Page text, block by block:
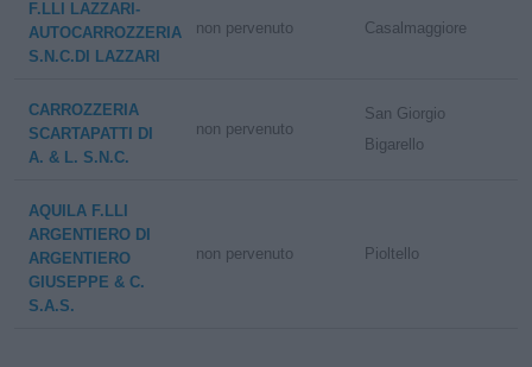
F.LLI LAZZARI-
AUTOCARROZZERIA
S.N.C.DI LAZZARI
non pervenuto Casalmaggiore
CARROZZERIA
SCARTAPATTI DI
A. & L. S.N.C.
non pervenuto
San Giorgio
Bigarello
AQUILA F.LLI
ARGENTIERO DI
ARGENTIERO
GIUSEPPE & C.
S.A.S.
non pervenuto Pioltello